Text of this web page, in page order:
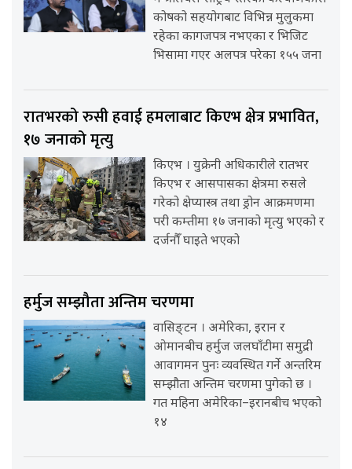
कोषको सहयोगबाट विभिन्न मुलुकमा
रहेका कागजपत्र नभएका र भिजिट
भिसामा गएर अलपत्र परेका १५५ जना
रातभरको रुसी हवाई हमलाबाट किएभ क्षेत्र प्रभावित,
१७ जनाको मृत्यु
किएभ । युक्रेनी अधिकारीले रातभर
किएभ र आसपासका क्षेत्रमा रुसले
गरेको क्षेप्यास्त्र तथा ड्रोन आक्रमणमा
परी कम्तीमा १७ जनाको मृत्यु भएको र
दर्जनौँ घाइते भएको
हर्मुज सम्झौता अन्तिम चरणमा
वासिङ्टन । अमेरिका, इरान र
ओमानबीच हर्मुज जलघाँटीमा समुद्री
आवागमन पुनः व्यवस्थित गर्ने अन्तरिम
सम्झौता अन्तिम चरणमा पुगेको छ ।
गत महिना अमेरिका–इरानबीच भएको
१४